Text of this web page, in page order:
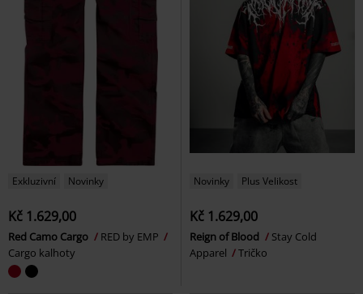
Exkluzivní Novinky
Kč 1.629,00
Red Camo Cargo
RED by EMP
Cargo kalhoty
Novinky Plus Velikost
Kč 1.629,00
Reign of Blood
Stay Cold
Apparel
Tričko